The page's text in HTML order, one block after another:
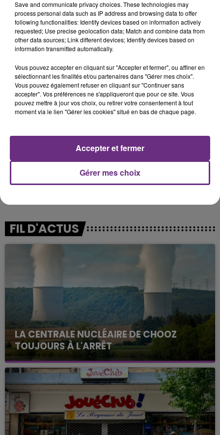
Les viticulteurs de la Champagne préparent déjà leurs
équipes de vendangeurs. Pôle Emploi met en ligne des
informations pratiques pour postuler, sur les
conditions de travail, qui contacter, selon les lieux où
l’on souhaite vendanger.
Rendez-vous sur le site internet de Pôle
Emploi/Champagne-Ardenne.
Vous êtes une jeune femme qui aime les métiers
techniques et qui possède de bonnes connaissances
Pourquoi ne pas rejoindre la classe de filles Orange ?
L’opérateur en télécommunication s’engage à
recruter avec formation, 8 candidates pour la rentrée
prochaine sur le territoire champardennais.
FIL D'ACTUS
LA CENTRALE NUCLÉAIRE DE CHOOZ
TOUJOURS À L'ARRÊT
Cela fait déjà une semaine que la centrale
nucléaire ardennaise est à l'arrêt. Une situation
justifiée par la sécheresse intense qui est toujours
présente.
Save and communicate privacy choices. These technologies may
process personal data such as IP address and browsing data to offer
following functionalities: Identify devices based on information actively
requested; Use precise geolocation data; Match and combine data from
other data sources; Link different devices; Identify devices based on
information transmitted automatically.
Vous pouvez accepter en cliquant sur "Accepter et fermer", ou affiner en
sélectionnant les finalités et/ou partenaires dans "Gérer mes choix".
Vous pouvez également refuser en cliquant sur "Continuer sans
accepter". Vos préférences ne s'appliqueront que pour ce site. Vous
pouvez mettre à jour vos choix, ou retirer votre consentement à tout
moment via le lien "Gérer les cookies" situé en bas de chaque page.
Gérer mes choix
Accepter et fermer